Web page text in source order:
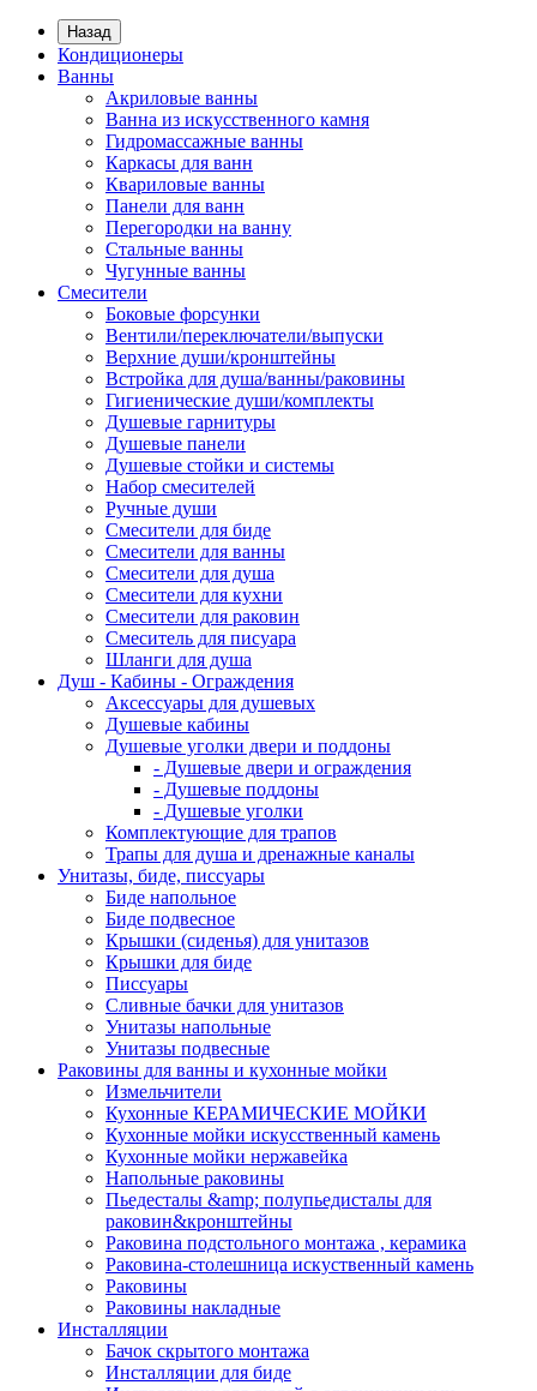
Назад
Кондиционеры
Ванны
Акриловые ванны
Ванна из искусственного камня
Гидромассажные ванны
Каркасы для ванн
Квариловые ванны
Панели для ванн
Перегородки на ванну
Стальные ванны
Чугунные ванны
Смесители
Боковые форсунки
Вентили/переключатели/выпуски
Верхние души/кронштейны
Встройка для душа/ванны/раковины
Гигиенические души/комплекты
Душевые гарнитуры
Душевые панели
Душевые стойки и системы
Набор смесителей
Ручные души
Смесители для биде
Смесители для ванны
Смесители для душа
Смесители для кухни
Смесители для раковин
Смеситель для писуара
Шланги для душа
Душ - Кабины - Ограждения
Аксессуары для душевых
Душевые кабины
Душевые уголки двери и поддоны
- Душевые двери и ограждения
- Душевые поддоны
- Душевые уголки
Комплектующие для трапов
Трапы для душа и дренажные каналы
Унитазы, биде, писсуары
Биде напольное
Биде подвесное
Крышки (сиденья) для унитазов
Крышки для биде
Писсуары
Сливные бачки для унитазов
Унитазы напольные
Унитазы подвесные
Раковины для ванны и кухонные мойки
Измельчители
Кухонные КЕРАМИЧЕСКИЕ МОЙКИ
Кухонные мойки искусственный камень
Кухонные мойки нержавейка
Напольные раковины
Пьедесталы &amp; полупьедисталы для
раковин&кронштейны
Раковина подстольного монтажа , керамика
Раковина-столешница искуственный камень
Раковины
Раковины накладные
Инсталляции
Бачок скрытого монтажа
Инсталляции для биде